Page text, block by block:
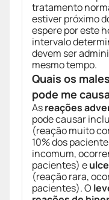
tratamento
estiver próximo
espere por este
intervalo
devem ser
mesmo tempo.
Quais os
pode me
Asreações
pode causar
(reação muito
10% dos
incomum,
pacientes) e
(reação rara,
pacientes). O